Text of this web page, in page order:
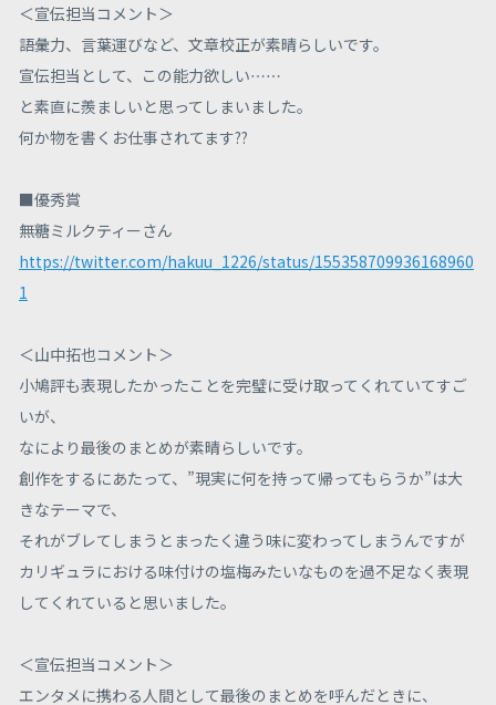
＜宣伝担当コメント＞
語彙力、言葉運びなど、文章校正が素晴らしいです。
宣伝担当として、この能力欲しい……
と素直に羨ましいと思ってしまいました。
何か物を書くお仕事されてます??
■優秀賞
無糖ミルクティーさん
https://twitter.com/hakuu_1226/status/155358709936168960
1
＜山中拓也コメント＞
小鳩評も表現したかったことを完璧に受け取ってくれていてすご
いが、
なにより最後のまとめが素晴らしいです。
創作をするにあたって、”現実に何を持って帰ってもらうか”は大
きなテーマで、
それがブレてしまうとまったく違う味に変わってしまうんですが
カリギュラにおける味付けの塩梅みたいなものを過不足なく表現
してくれていると思いました。
＜宣伝担当コメント＞
エンタメに携わる人間として最後のまとめを呼んだときに、